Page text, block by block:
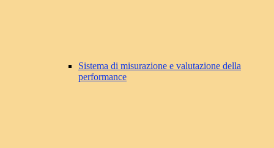
Sistema di misurazione e valutazione della
performance